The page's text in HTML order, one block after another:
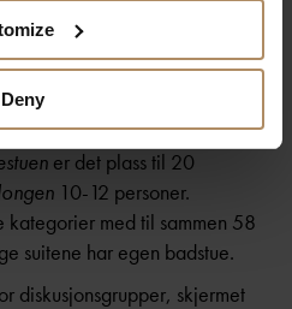
Deny
hotellet styrerommet
til 10 gjester/møtedeltakere
til opp til 50
er det plass til 20
10-12 personer.
med til sammen 58
suitene har egen badstue.
diskusjonsgrupper, skjermet